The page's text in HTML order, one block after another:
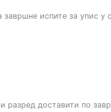
завршне испите за упис
разред доставити по